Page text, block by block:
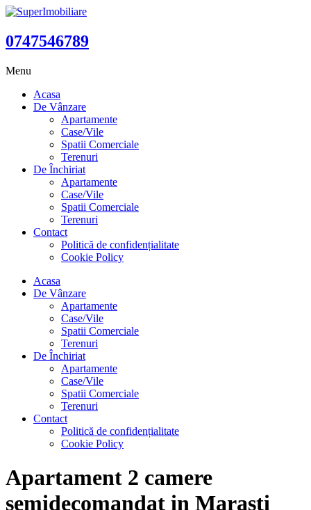
0747546789
Menu
Acasa
De Vânzare
Apartamente
Case/Vile
Spatii Comerciale
Terenuri
De Închiriat
Apartamente
Case/Vile
Spatii Comerciale
Terenuri
Contact
Politică de confidențialitate
Cookie Policy
Acasa
De Vânzare
Apartamente
Case/Vile
Spatii Comerciale
Terenuri
De Închiriat
Apartamente
Case/Vile
Spatii Comerciale
Terenuri
Contact
Politică de confidențialitate
Cookie Policy
Apartament 2 camere
semidecomandat in Marasti